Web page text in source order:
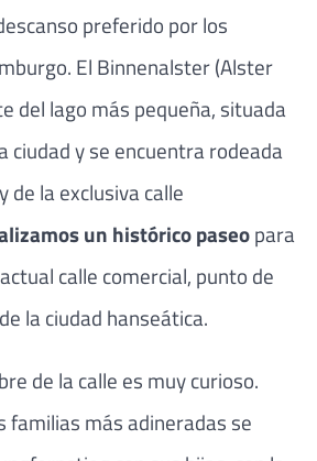
preferido por los
El Binnenalster (Alster
del lago más pequeña, situada
ciudad y se encuentra rodeada
de la exclusiva calle
un histórico paseopara
calle comercial, punto de
la ciudad hanseática.
de la calle es muy curioso.
familias más adineradas se